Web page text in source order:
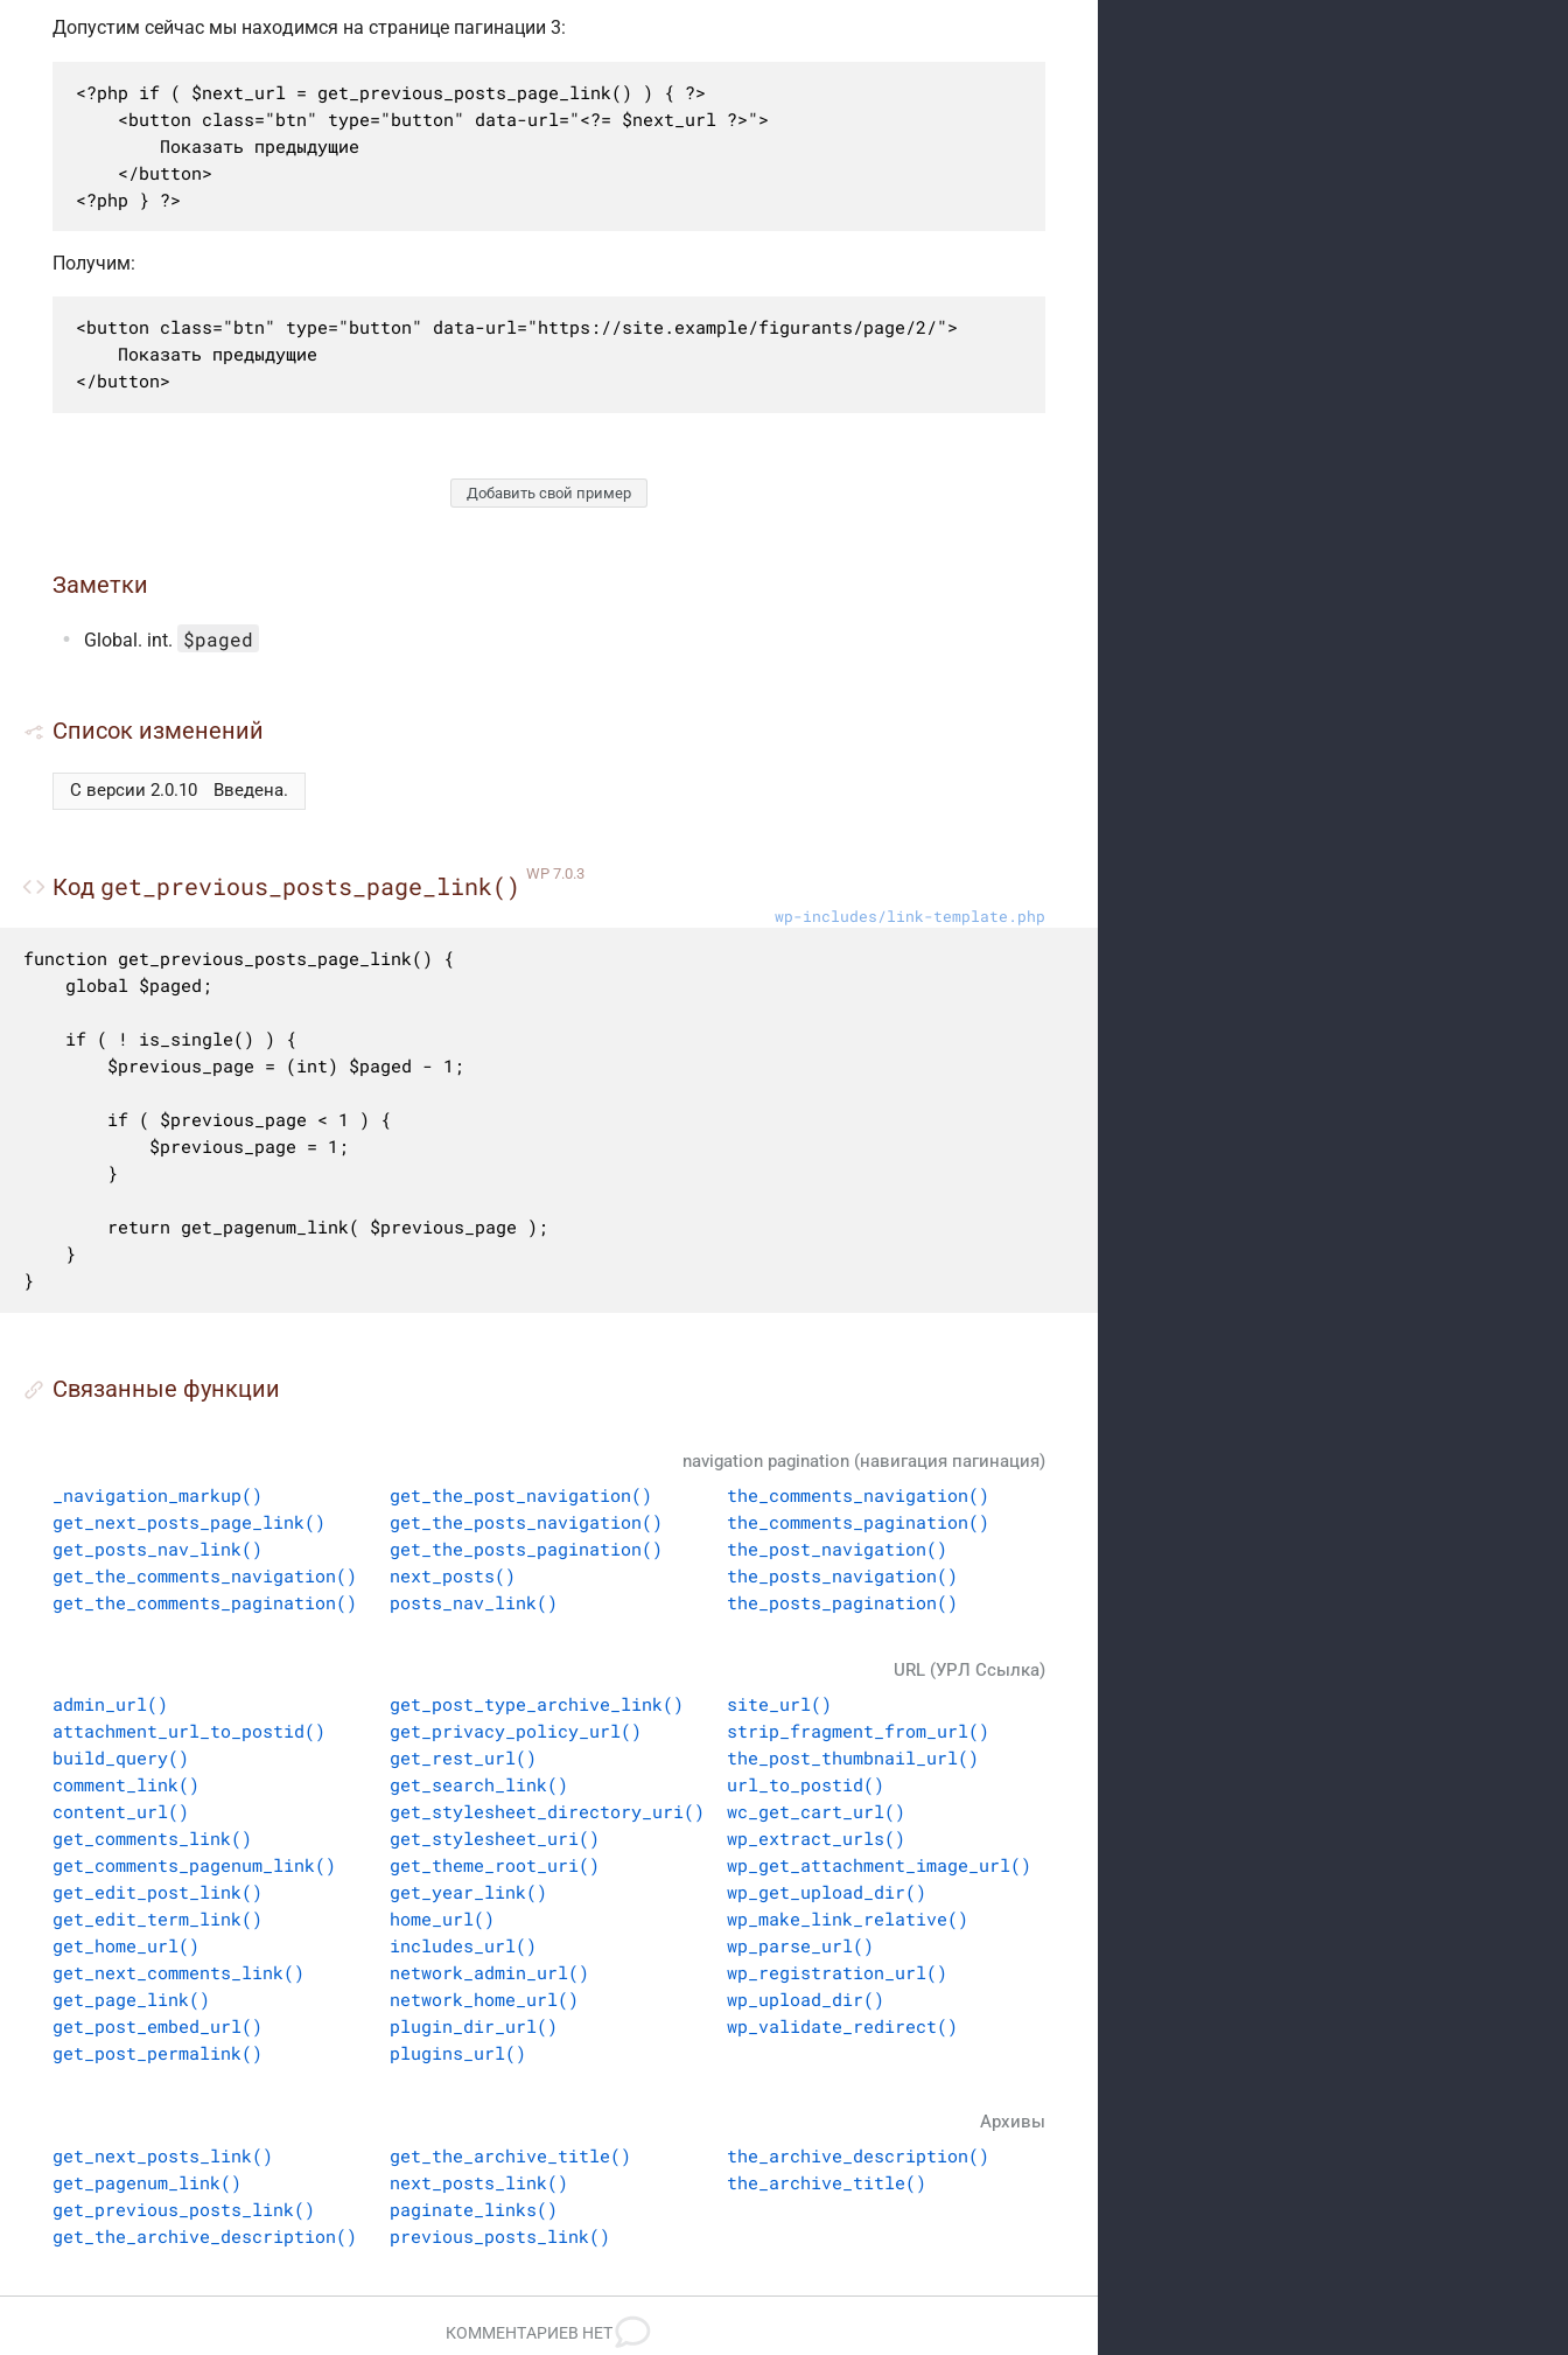
Допустим сейчас мы находимся на странице пагинации 3:
<?php if ( $next_url = get_previous_posts_page_link() ) { ?>
<?php } ?>
Получим:
<button class="btn" type="button" data-url="https://site.example/figurants/page/2/">
</button>
Добавить свой пример
Заметки
Global. int. $paged
Список изменений
С версии 2.0.10 Введена.
Код get_previous_posts_page_link() WP 7.0.3
wp-includes/link-template.php
function get_previous_posts_page_link() {
}
Cвязанные функции
navigation pagination (навигация пагинация)
_navigation_markup()
get_next_posts_page_link()
get_posts_nav_link()
get_the_comments_navigation()
get_the_comments_pagination()
get_the_post_navigation()
get_the_posts_navigation()
get_the_posts_pagination()
next_posts()
posts_nav_link()
the_comments_navigation()
the_comments_pagination()
the_post_navigation()
the_posts_navigation()
the_posts_pagination()
URL (УРЛ Ссылка)
admin_url()
attachment_url_to_postid()
build_query()
comment_link()
content_url()
get_comments_link()
get_comments_pagenum_link()
get_edit_post_link()
get_edit_term_link()
get_home_url()
get_next_comments_link()
get_page_link()
get_post_embed_url()
get_post_permalink()
get_post_type_archive_link()
get_privacy_policy_url()
get_rest_url()
get_search_link()
get_stylesheet_directory_uri()
get_stylesheet_uri()
get_theme_root_uri()
get_year_link()
home_url()
includes_url()
network_admin_url()
network_home_url()
plugin_dir_url()
plugins_url()
site_url()
strip_fragment_from_url()
the_post_thumbnail_url()
url_to_postid()
wc_get_cart_url()
wp_extract_urls()
wp_get_attachment_image_url()
wp_get_upload_dir()
wp_make_link_relative()
wp_parse_url()
wp_registration_url()
wp_upload_dir()
wp_validate_redirect()
Архивы
get_next_posts_link()
get_pagenum_link()
get_previous_posts_link()
get_the_archive_description()
get_the_archive_title()
next_posts_link()
paginate_links()
previous_posts_link()
the_archive_description()
the_archive_title()
КОММЕНТАРИЕВ НЕТ